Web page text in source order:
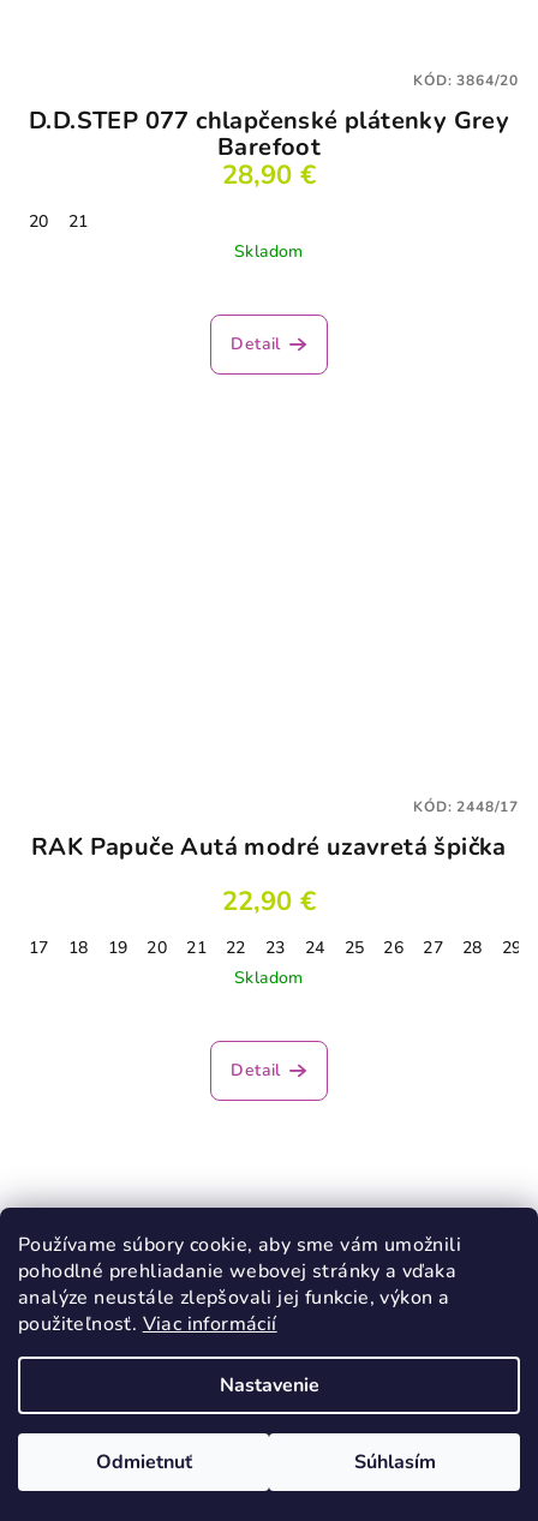
Používame súbory cookie, aby sme vám umožnili
pohodlné prehliadanie webovej stránky a vďaka
analýze neustále zlepšovali jej funkcie, výkon a
použiteľnosť. Viac informácií
Nastavenie
Odmietnuť Súhlasím
D.D.STEP 077 chlapčenské plátenky Grey
Barefoot
28,90 €
20
21
Skladom
Detail
KÓD:3864/20
RAK Papuče Autá modré uzavretá špička
22,90 €
17 18 19 20 21 22 23 24 25 26 27 28
29
Skladom
hodnotenie
produktu
Detail
KÓD:2448/17